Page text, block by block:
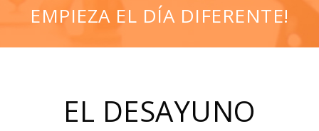
EMPIEZA EL DÍA DIFERENTE!
EL DESAYUNO